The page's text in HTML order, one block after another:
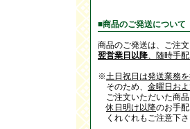
■商品のご発送について
商品のご発送は、ご注
翌営業日以降、随時手
※土日祝日は発送業務
そのため、 金曜日お
ご注文いただいた商
休日明け以降のお手
くれぐれもご注意下さ